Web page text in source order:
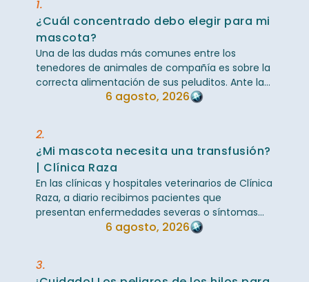
1.
¿Cuál concentrado debo elegir para mi
mascota?
Una de las dudas más comunes entre los
tenedores de animales de compañía es sobre la
correcta alimentación de sus peluditos. Ante la
inmensa variedad de marcas en el mercado, ...
6 agosto, 2026
2.
¿Mi mascota necesita una transfusión?
| Clínica Raza
En las clínicas y hospitales veterinarios de Clínica
Raza, a diario recibimos pacientes que
presentan enfermedades severas o síntomas
críticos que llevan a nuestro equipo médico a ...
6 agosto, 2026
3.